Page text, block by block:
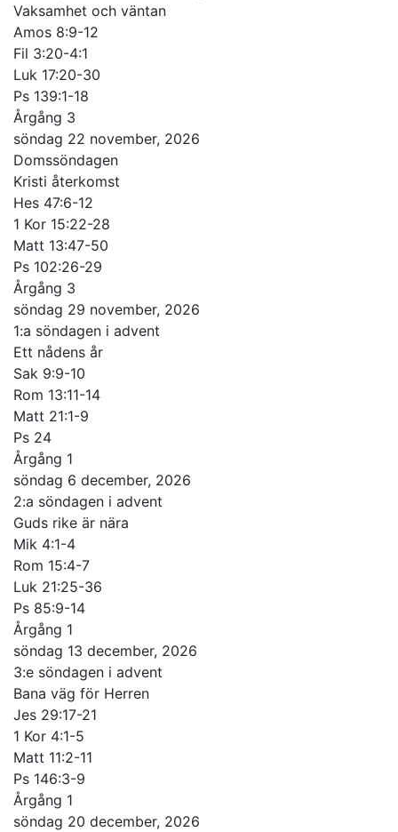
Vaksamhet och väntan
Amos 8:9-12
Fil 3:20-4:1
Luk 17:20-30
Ps 139:1-18
Årgång 3
söndag 22 november, 2026
Domssöndagen
Kristi återkomst
Hes 47:6-12
1 Kor 15:22-28
Matt 13:47-50
Ps 102:26-29
Årgång 3
söndag 29 november, 2026
1:a söndagen i advent
Ett nådens år
Sak 9:9-10
Rom 13:11-14
Matt 21:1-9
Ps 24
Årgång 1
söndag 6 december, 2026
2:a söndagen i advent
Guds rike är nära
Mik 4:1-4
Rom 15:4-7
Luk 21:25-36
Ps 85:9-14
Årgång 1
söndag 13 december, 2026
3:e söndagen i advent
Bana väg för Herren
Jes 29:17-21
1 Kor 4:1-5
Matt 11:2-11
Ps 146:3-9
Årgång 1
söndag 20 december, 2026